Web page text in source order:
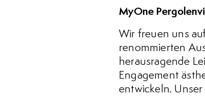
MyOne
Wir freuen uns
renommierten
herausragende
Engagement
entwickeln.